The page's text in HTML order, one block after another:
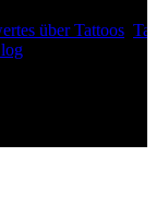
über Tattoos